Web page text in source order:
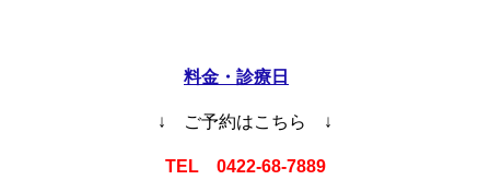
料金・診療日
↓ ご予約はこちら ↓
TEL 0422-68-7889